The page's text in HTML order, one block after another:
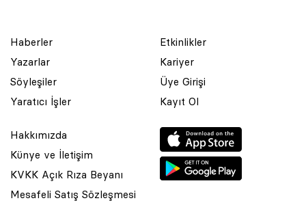
Haberler
Yazarlar
Söyleşiler
Yaratıcı İşler
Etkinlikler
Kariyer
Üye Girişi
Kayıt Ol
Hakkımızda
Künye ve İletişim
KVKK Açık Rıza Beyanı
Mesafeli Satış Sözleşmesi